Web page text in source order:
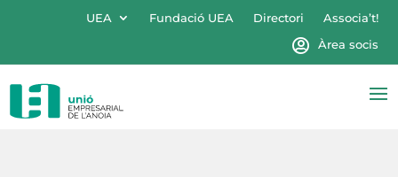
UEA Fundació UEA Directori
Associa’t!
Àrea socis